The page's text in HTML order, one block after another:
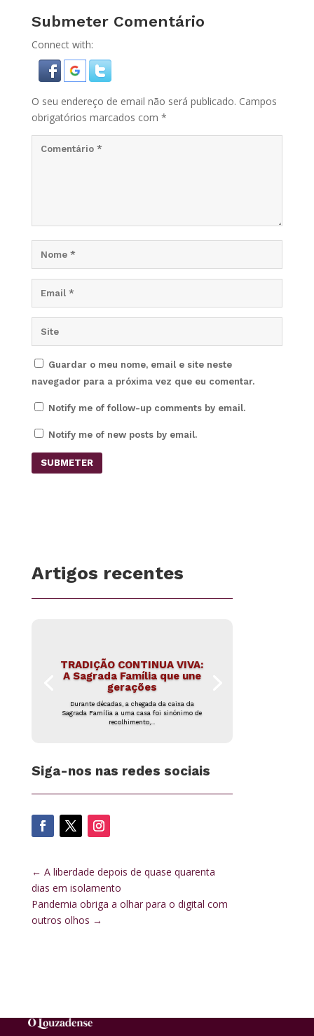
Submeter Comentário
Connect with:
O seu endereço de email não será publicado. Campos
obrigatórios marcados com *
Guardar o meu nome, email e site neste
navegador para a próxima vez que eu comentar.
Notify me of follow-up comments by email.
Notify me of new posts by email.
SUBMETER
Artigos recentes
TRADIÇÃO CONTINUA VIVA:
A Sagrada Família que une
gerações
Durante décadas, a chegada da caixa da
Sagrada Família a uma casa foi sinónimo de
recolhimento,...
Siga-nos nas redes sociais
← A liberdade depois de quase quarenta
dias em isolamento
Pandemia obriga a olhar para o digital com
outros olhos →